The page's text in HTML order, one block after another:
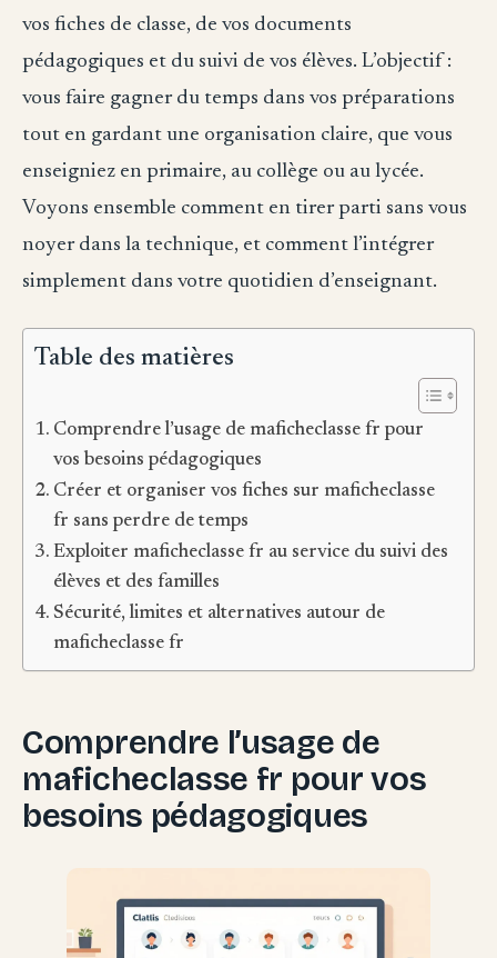
vos fiches de classe, de vos documents
pédagogiques et du suivi de vos élèves. L’objectif :
vous faire gagner du temps dans vos préparations
tout en gardant une organisation claire, que vous
enseigniez en primaire, au collège ou au lycée.
Voyons ensemble comment en tirer parti sans vous
noyer dans la technique, et comment l’intégrer
simplement dans votre quotidien d’enseignant.
Table des matières
Comprendre l’usage de maficheclasse fr pour
vos besoins pédagogiques
Créer et organiser vos fiches sur maficheclasse
fr sans perdre de temps
Exploiter maficheclasse fr au service du suivi des
élèves et des familles
Sécurité, limites et alternatives autour de
maficheclasse fr
Comprendre l’usage de
maficheclasse fr pour vos
besoins pédagogiques